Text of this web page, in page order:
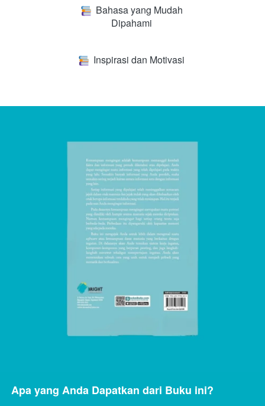
Bahasa yang Mudah
Dipahami
  Inspirasi dan Motivasi
Apa yang Anda Dapatkan dari Buku ini?